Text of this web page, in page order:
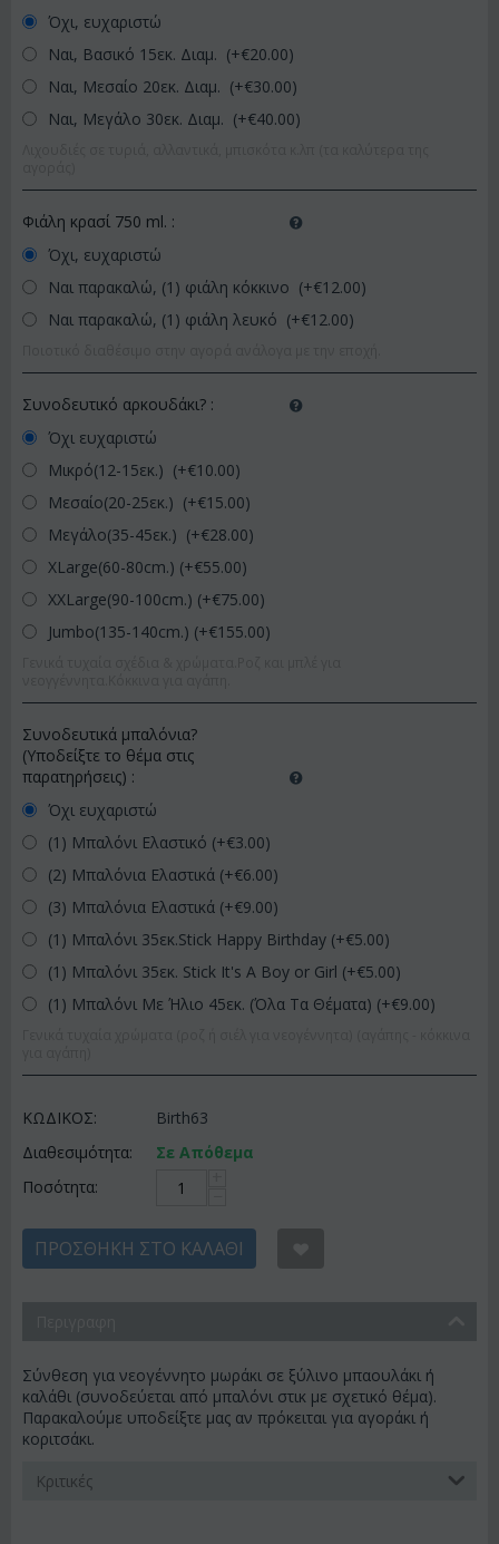
Όχι, ευχαριστώ
Ναι, Βασικό 15εκ. Διαμ. (+€20.00)
Ναι, Μεσαίο 20εκ. Διαμ. (+€30.00)
Ναι, Μεγάλο 30εκ. Διαμ. (+€40.00)
Φιάλη κρασί 750 ml. :
Όχι, ευχαριστώ
Ναι παρακαλώ, (1) φιάλη κόκκινο (+€12.00)
Ναι παρακαλώ, (1) φιάλη λευκό (+€12.00)
Συνοδευτικό αρκουδάκι? :
Όχι ευχαριστώ
Μικρό(12-15εκ.) (+€10.00)
Μεσαίο(20-25εκ.) (+€15.00)
Μεγάλο(35-45εκ.) (+€28.00)
XLarge(60-80cm.) (+€55.00)
XXLarge(90-100cm.) (+€75.00)
Jumbo(135-140cm.) (+€155.00)
Συνοδευτικά μπαλόνια?
(Υποδείξτε το θέμα στις
παρατηρήσεις) :
Όχι ευχαριστώ
(1) Μπαλόνι Ελαστικό (+€3.00)
(2) Μπαλόνια Ελαστικά (+€6.00)
(3) Μπαλόνια Ελαστικά (+€9.00)
(1) Μπαλόνι 35εκ.Stick Happy Birthday (+€5.00)
(1) Μπαλόνι 35εκ. Stick It's A Boy or Girl (+€5.00)
(1) Μπαλόνι Με Ήλιο 45εκ. (Όλα Τα Θέματα) (+€9.00)
ΚΩΔΙΚΟΣ:
Birth63
Διαθεσιμότητα:
Σε Απόθεμα
Ποσότητα:
ΠΡΟΣΘΉΚΗ ΣΤΟ ΚΑΛΆΘΙ
Σύνθεση για νεογέννητο μωράκι σε ξύλινο μπαουλάκι ή
καλάθι (συνοδεύεται από μπαλόνι στικ με σχετικό θέμα).
Παρακαλούμε υποδείξτε μας αν πρόκειται για αγοράκι ή
κοριτσάκι.
Κριτικές